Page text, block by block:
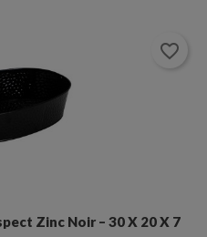
Zinc Noir – 30 X 20 X 7
favorite_border